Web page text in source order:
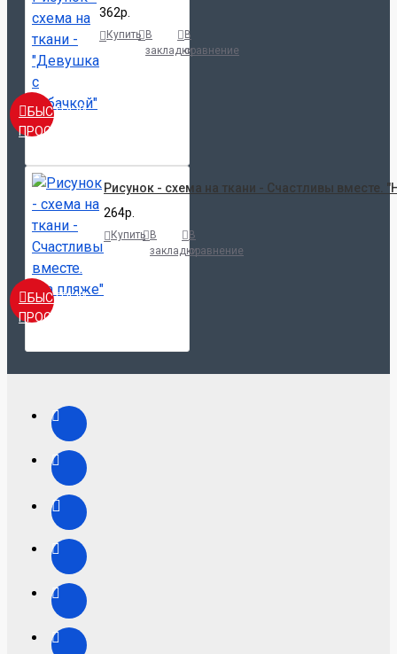
БЫСТРЫЙ
ПРОСМОТР
362р.
Купить В
закладки
В
сравнение
БЫСТРЫЙ
ПРОСМОТР
Рисунок - схема на ткани - Счастливы вместе.
264р.
Купить В
закладки
В
сравнение